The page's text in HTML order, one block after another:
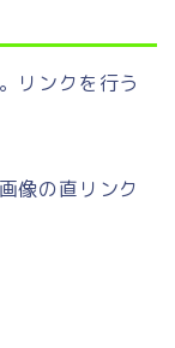
リンクを行う
像の直リンク